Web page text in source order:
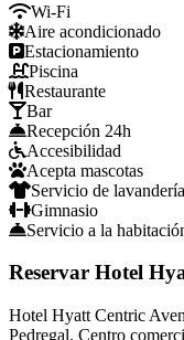
Wi-Fi
Aire acondicionado
Estacionamiento
Piscina
Restaurante
Bar
Recepción 24h
Accesibilidad
Acepta mascotas
Servicio de lavandería
Gimnasio
Servicio a la
Reservar Hotel
Hotel Hyatt Centric
Pedregal. Centro